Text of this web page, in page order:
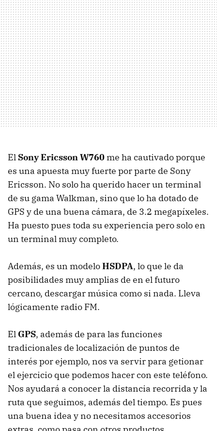
El Sony Ericsson W760 me ha cautivado porque
es una apuesta muy fuerte por parte de Sony
Ericsson. No solo ha querido hacer un terminal
de su gama Walkman, sino que lo ha dotado de
GPS y de una buena cámara, de 3.2 megapíxeles.
Ha puesto pues toda su experiencia pero solo en
un terminal muy completo.
Además, es un modeloHSDPA, lo que le da
posibilidades muy amplias de en el futuro
cercano, descargar música como si nada. Lleva
lógicamente radio FM.
El GPS, además de para las funciones
tradicionales de localización de puntos de
interés por ejemplo, nos va servir para getionar
el ejercicio que podemos hacer con este teléfono.
Nos ayudará a conocer la distancia recorrida y la
ruta que seguimos, además del tiempo. Es pues
una buena idea y no necesitamos accesorios